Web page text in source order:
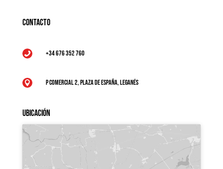
Contacto
 +34 676 352 760
 P Comercial 2, Plaza de España, Leganés
Ubicación